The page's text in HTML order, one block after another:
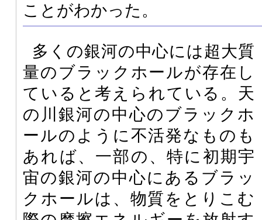
ことがわかった。
多くの銀河の中心には超大質
量のブラックホールが存在し
ていると考えられている。天
の川銀河の中心のブラックホ
ールのように不活発なものも
あれば、一部の、特に初期宇
宙の銀河の中心にあるブラッ
クホールは、物質をとりこむ